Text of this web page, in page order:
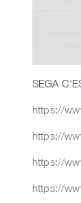
SEGA
https://
https://
https://
https://